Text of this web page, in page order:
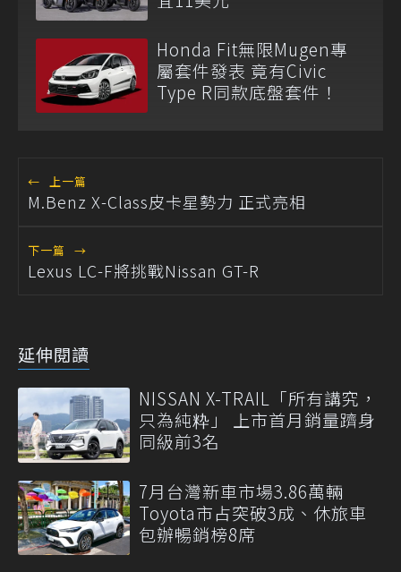
Honda Fit無限Mugen專
屬套件發表 竟有Civic
Type R同款底盤套件！
← 上一篇
M.Benz X-Class皮卡星勢力 正式亮相
下一篇 →
Lexus LC-F將挑戰Nissan GT-R
延伸閱讀
NISSAN X-TRAIL「所有講究，
只為純粋」 上市首月銷量躋身
同級前3名
7月台灣新車市場3.86萬輛
Toyota市占突破3成、休旅車
包辦暢銷榜8席